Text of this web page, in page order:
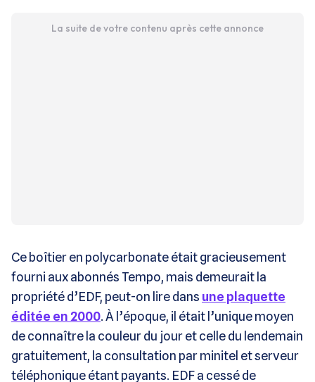
La suite de votre contenu après cette annonce
Ce boîtier en polycarbonate était gracieusement
fourni aux abonnés Tempo, mais demeurait la
propriété d’EDF, peut-on lire dans une plaquette
éditée en 2000. À l’époque, il était l’unique moyen
de connaître la couleur du jour et celle du lendemain
gratuitement, la consultation par minitel et serveur
téléphonique étant payants. EDF a cessé de